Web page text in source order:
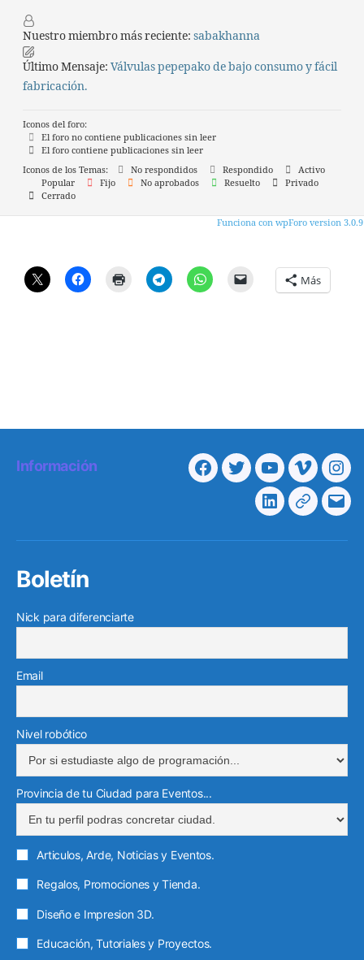
Nuestro miembro más reciente: sabakhanna
Último Mensaje: Válvulas pepepako de bajo consumo y fácil
fabricación.
Iconos del foro:
El foro no contiene publicaciones sin leer
El foro contiene publicaciones sin leer
Iconos de los Temas:
No respondidos Respondido
Activo
Popular
Fijo No aprobados Resuelto
Privado
Cerrado
Funciona con wpForo version 3.0.9
Más
Información
Facebook
TwitterYoutubeVimeo
LinkedinTelegram
Boletín
Nick para diferenciarte
Email
Nivel robótico
Provincia de tu Ciudad para Eventos...
Articulos, Arde, Noticias y Eventos.
Regalos, Promociones y Tienda.
Diseño e Impresion 3D.
Educación, Tutoriales y Proyectos.